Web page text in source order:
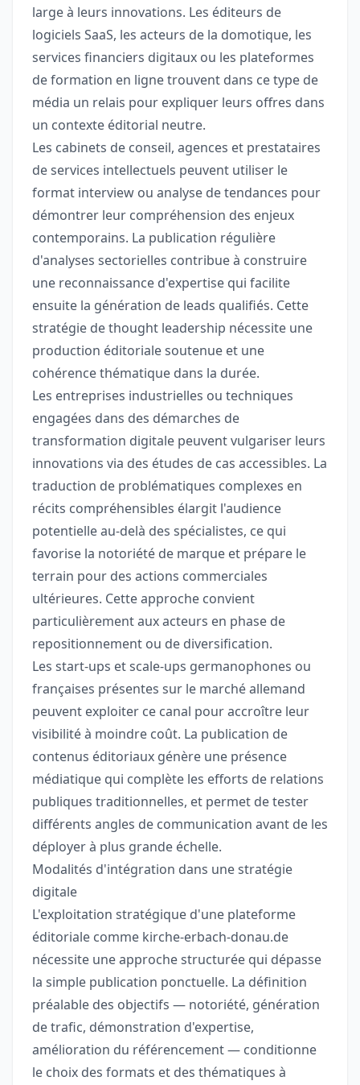
large à leurs innovations. Les éditeurs de
logiciels SaaS, les acteurs de la domotique, les
services financiers digitaux ou les plateformes
de formation en ligne trouvent dans ce type de
média un relais pour expliquer leurs offres dans
un contexte éditorial neutre.
Les cabinets de conseil, agences et prestataires
de services intellectuels peuvent utiliser le
format interview ou analyse de tendances pour
démontrer leur compréhension des enjeux
contemporains. La publication régulière
d'analyses sectorielles contribue à construire
une reconnaissance d'expertise qui facilite
ensuite la génération de leads qualifiés. Cette
stratégie de thought leadership nécessite une
production éditoriale soutenue et une
cohérence thématique dans la durée.
Les entreprises industrielles ou techniques
engagées dans des démarches de
transformation digitale peuvent vulgariser leurs
innovations via des études de cas accessibles. La
traduction de problématiques complexes en
récits compréhensibles élargit l'audience
potentielle au-delà des spécialistes, ce qui
favorise la notoriété de marque et prépare le
terrain pour des actions commerciales
ultérieures. Cette approche convient
particulièrement aux acteurs en phase de
repositionnement ou de diversification.
Les start-ups et scale-ups germanophones ou
françaises présentes sur le marché allemand
peuvent exploiter ce canal pour accroître leur
visibilité à moindre coût. La publication de
contenus éditoriaux génère une présence
médiatique qui complète les efforts de relations
publiques traditionnelles, et permet de tester
différents angles de communication avant de les
déployer à plus grande échelle.
Modalités d'intégration dans une stratégie
digitale
L'exploitation stratégique d'une plateforme
éditoriale comme kirche-erbach-donau.de
nécessite une approche structurée qui dépasse
la simple publication ponctuelle. La définition
préalable des objectifs — notoriété, génération
de trafic, démonstration d'expertise,
amélioration du référencement — conditionne
le choix des formats et des thématiques à